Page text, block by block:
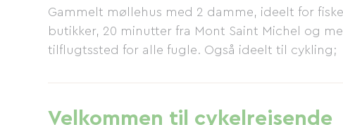
Gammelt møllehus med 2 damme, ideelt for
butikker, 20 minutter fra Mont Saint Michel og
tilflugtssted for alle fugle. Også ideelt til cykling;
Velkommen til cykelrejsende